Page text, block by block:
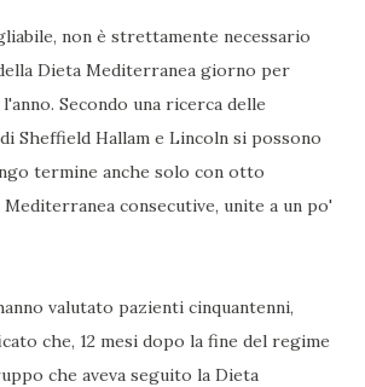
non è strettamente necessario
Dieta Mediterranea giorno per
Secondo una ricerca delle
Sheffield Hallam e Lincoln si possono
termine anche solo con otto
consecutive, unite a un po'
valutato pazienti cinquantenni,
che, 12 mesi dopo la fine del regime
che aveva seguito la Dieta